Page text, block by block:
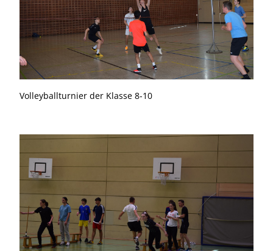
Volleyballturnier der Klasse 8-10